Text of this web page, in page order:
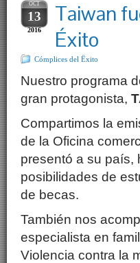
OCT
13
2016
Taiwan
Éxito
Cómplices del Ëxito
Nuestro programa
gran protagonista,
Compartimos la
de la Oficina
presentó a su país,
posibilidades de
de becas.
También nos
especialista en
Violencia contra la